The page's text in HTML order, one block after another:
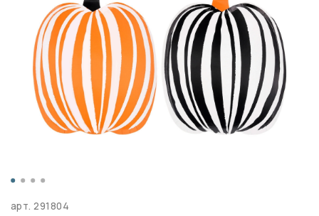
арт.291804